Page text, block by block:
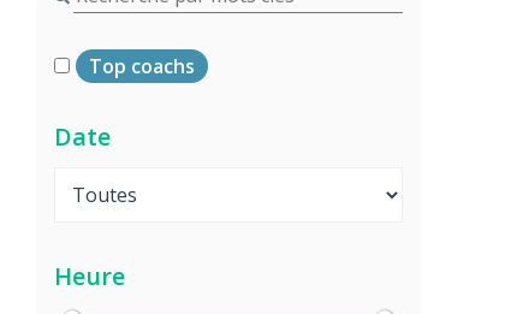
Top coachs
Date
Heure